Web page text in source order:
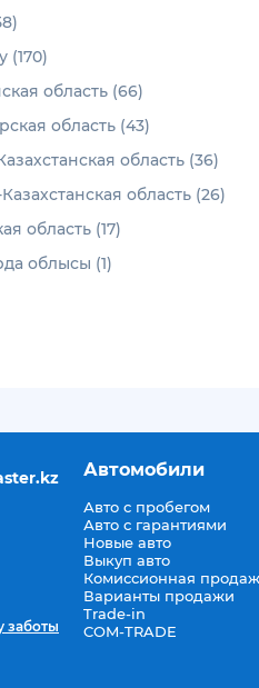
(170)
область (66)
область (43)
область (36)
область (26)
область (17)
облысы (1)
заботы
Автомобили
Авто с пробегом
Авто с гарантиями
Новые авто
Выкуп авто
Комиссионная
Варианты продажи
Trade-in
COM-TRADE